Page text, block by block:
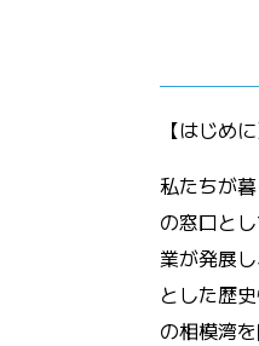
【はじめに
私たちが
の窓口と
業が発展
とした歴
の相模湾